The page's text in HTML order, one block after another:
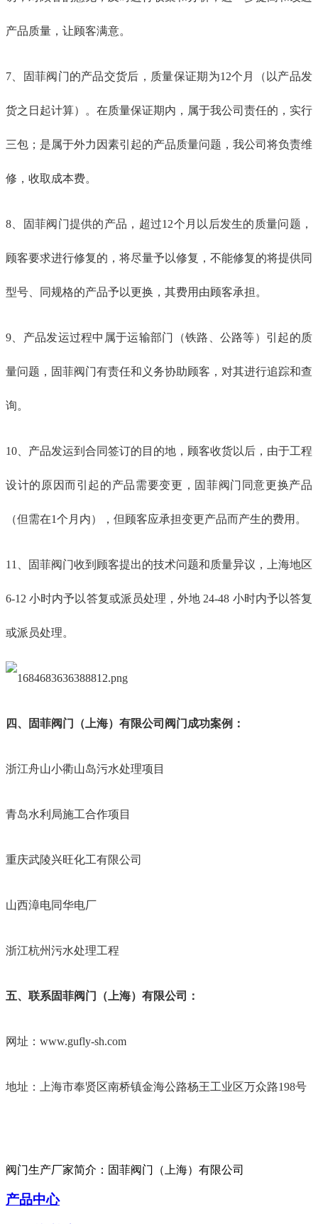
产品质量，让顾客满意。
7、固菲阀门的产品交货后，质量保证期为12个月（以产品发
货之日起计算）。在质量保证期内，属于我公司责任的，实行
三包；是属于外力因素引起的产品质量问题，我公司将负责维
修，收取成本费。
8、固菲阀门提供的产品，超过12个月以后发生的质量问题，
顾客要求进行修复的，将尽量予以修复，不能修复的将提供同
型号、同规格的产品予以更换，其费用由顾客承担。
9、产品发运过程中属于运输部门（铁路、公路等）引起的质
量问题，固菲阀门有责任和义务协助顾客，对其进行追踪和查
询。
10、产品发运到合同签订的目的地，顾客收货以后，由于工程
设计的原因而引起的产品需要变更，固菲阀门同意更换产品
（但需在1个月内），但顾客应承担变更产品而产生的费用。
11、固菲阀门收到顾客提出的技术问题和质量异议，上海地区
6-12 小时内予以答复或派员处理，外地 24-48 小时内予以答复
或派员处理。
四、固菲阀门（上海）有限公司阀门成功案例：
浙江舟山小衢山岛污水处理项目
青岛水利局施工合作项目
重庆武陵兴旺化工有限公司
山西漳电同华电厂
浙江杭州污水处理工程
五、联系固菲阀门（上海）有限公司：
网址： www.gufly-sh.com
地址：上海市奉贤区南桥镇金海公路杨王工业区万众路198号
阀门生产厂家简介：固菲阀门（上海）有限公司
产品中心